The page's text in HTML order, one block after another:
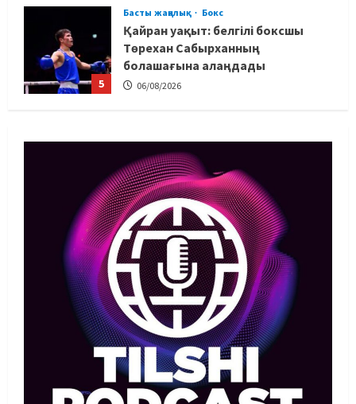
5
Басты жаңалық Бокс
Қайран уақыт: белгілі боксшы
Төрехан Сабырханның
болашағына алаңдады
06/08/2026
1
чемпионаты: Ел намысын кімдер
қорғайды?
06/08/2026
2
Басты жаңалық Таеквондо
Иран құрамасының бас бапкері
отандық таеквондо
мамандарына жол көрсетуде
06/08/2026
Басты жаңалық Бокс
Үш жыл күткен жекпе-жек: Мейірім
Нұрсұлтановтың қарсыласы
анықталды
06/08/2026